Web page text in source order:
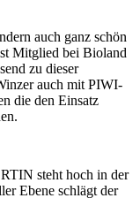
auch ganz schön
Mitglied bei Bioland
zu dieser
auch mit PIWI-
die den Einsatz
steht hoch in der
Ebene schlägt der